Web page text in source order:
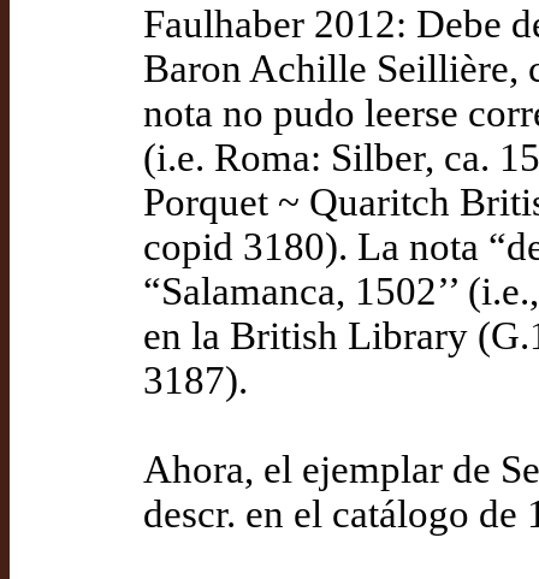
Faulhaber 2012: Debe
Baron Achille Seillière,
nota no pudo leerse
(i.e. Roma: Silber, ca.
Porquet ~ Quaritch
copid 3180). La nota
“Salamanca, 1502’’
en la British Library
3187).
Ahora, el ejemplar de
descr. en el catálogo de